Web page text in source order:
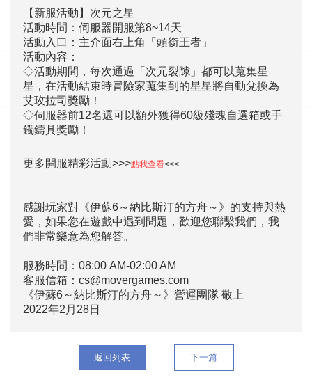
【新服活動】次元之星
活動時間：伺服器開服第8~14天
活動入口：主介面右上角「頭銜王者」
活動內容：
◇活動期間，每次通過「次元裂隙」都可以蒐集星
星，在活動結束時冒險家蒐集到的星星將自動兌換為
艾玫拉司獎勵！
◇伺服器前12名還可以額外獲得60級殘魂自選箱或手
鐲鑄具獎勵！
更多開服精彩活動>>>點我查看<<<
感謝玩家對《伊蘇6～納比斯汀的方舟～》的支持與熱
愛，如果您在遊戲中遇到問題，歡迎您聯繫我們，我
們非常樂意為您解答。
服務時間：08:00 AM-02:00 AM
客服信箱：cs@movergames.com
《伊蘇6～納比斯汀的方舟～》營運團隊 敬上
2022年2月28日
返回列表 下一篇